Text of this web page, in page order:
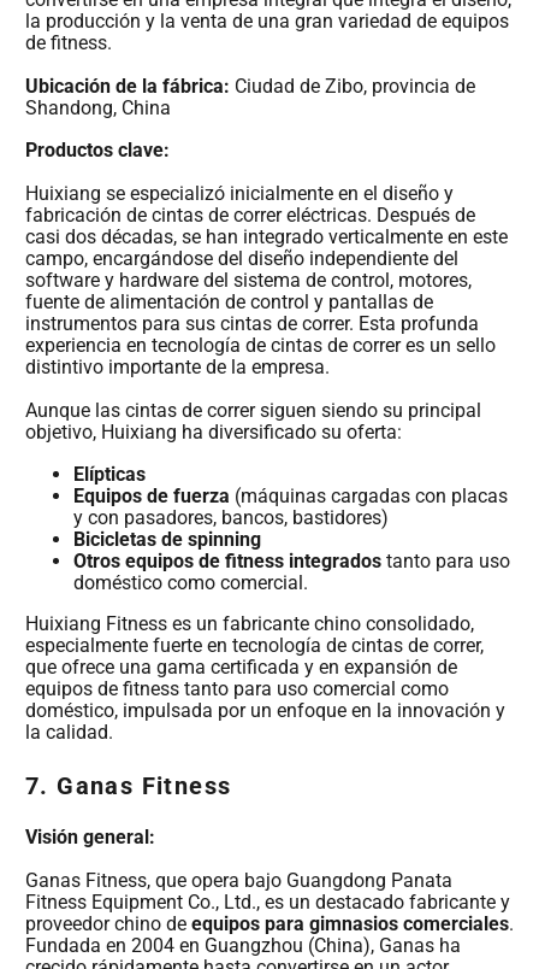
la producción y la venta de una gran variedad de equipos
de fitness.
Ubicación de la fábrica: Ciudad de Zibo, provincia de
Shandong, China
Productos clave:
Huixiang se especializó inicialmente en el diseño y
fabricación de cintas de correr eléctricas. Después de
casi dos décadas, se han integrado verticalmente en este
campo, encargándose del diseño independiente del
software y hardware del sistema de control, motores,
fuente de alimentación de control y pantallas de
instrumentos para sus cintas de correr. Esta profunda
experiencia en tecnología de cintas de correr es un sello
distintivo importante de la empresa.
Aunque las cintas de correr siguen siendo su principal
objetivo, Huixiang ha diversificado su oferta:
Elípticas
Equipos de fuerza (máquinas cargadas con placas
y con pasadores, bancos, bastidores)
Bicicletas de spinning
Otros equipos de fitness integrados tanto para uso
doméstico como comercial.
Huixiang Fitness es un fabricante chino consolidado,
especialmente fuerte en tecnología de cintas de correr,
que ofrece una gama certificada y en expansión de
equipos de fitness tanto para uso comercial como
doméstico, impulsada por un enfoque en la innovación y
la calidad.
7. Ganas Fitness
Visión general:
Ganas Fitness, que opera bajo Guangdong Panata
Fitness Equipment Co., Ltd., es un destacado fabricante y
proveedor chino de equipos para gimnasios comerciales.
Fundada en 2004 en Guangzhou (China), Ganas ha